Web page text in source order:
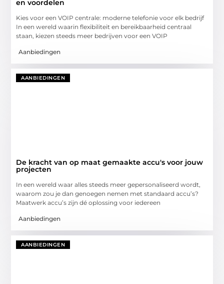
en voordelen
Kies voor een VOIP centrale: moderne telefonie voor elk bedrijf
In een wereld waarin flexibiliteit en bereikbaarheid centraal
staan, kiezen steeds meer bedrijven voor een VOIP
Aanbiedingen
AANBIEDINGEN
De kracht van op maat gemaakte accu's voor jouw
projecten
In een wereld waar alles steeds meer gepersonaliseerd wordt,
waarom zou je dan genoegen nemen met standaard accu’s?
Maatwerk accu’s zijn dé oplossing voor iedereen
Aanbiedingen
AANBIEDINGEN